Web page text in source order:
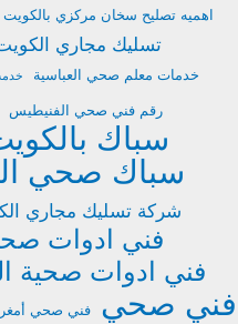
اهميه تصليح سخان مركزي بالكويت
تسليك مجاري
خدمات معلم صحي العباسية
رقم فني صحي الفنيطيس
سباك
سباك صحي
شركة تسليك مجاري
فني ادوات
فني ادوات صحية
فني صحي فني صحي